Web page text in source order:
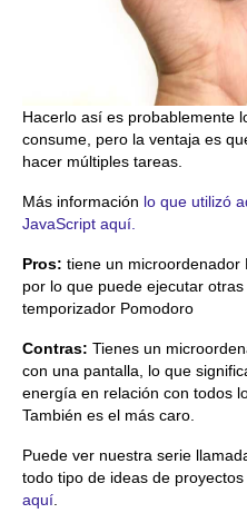
Hacerlo así es probablemente
consume, pero la ventaja es
hacer múltiples tareas.
Más información lo que utilizó
JavaScript aquí.
Pros: tiene un microordenador
por lo que puede ejecutar
temporizador Pomodoro
Contras: Tienes un
con una pantalla, lo que
energía en relación con todos
También es el más caro.
Puede ver nuestra serie
todo tipo de ideas de
aquí.